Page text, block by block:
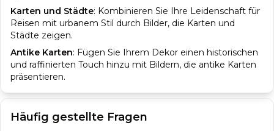
Karten und Städte: Kombinieren Sie Ihre Leidenschaft für
Reisen mit urbanem Stil durch Bilder, die Karten und
Städte zeigen.
Antike Karten: Fügen Sie Ihrem Dekor einen historischen
und raffinierten Touch hinzu mit Bildern, die antike Karten
präsentieren.
Häufig gestellte Fragen